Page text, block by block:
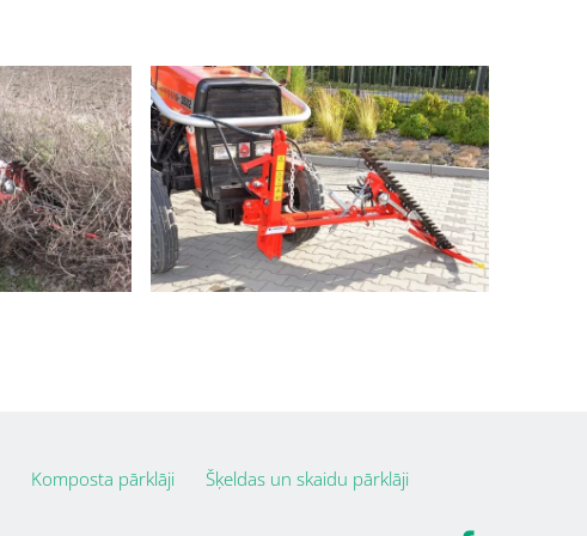
Komposta pārklāji Šķeldas un skaidu pārklāji